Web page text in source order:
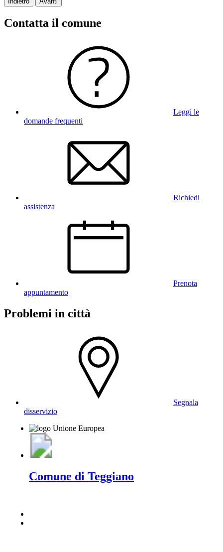
Contatta il comune
Leggi le
domande frequenti
Richiedi
assistenza
Prenota
appuntamento
Problemi in città
Segnala
disservizio
Comune di Teggiano